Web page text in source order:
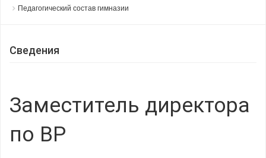
Педагогический состав гимназии
Сведения
Заместитель директора
по ВР